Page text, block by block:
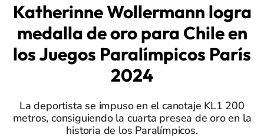
Katherinne Wollermann logra
medalla de oro para Chile en
los Juegos Paralímpicos París
2024
La deportista se impuso en el canotaje KL1 200
metros, consiguiendo la cuarta presea de oro en la
historia de los Paralímpicos.